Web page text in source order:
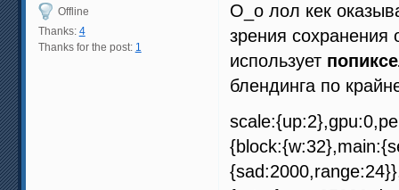
Offline
Thanks: 4
Thanks for the post: 1
O_o лол кек
зрения сохранения
использует
блендинга по